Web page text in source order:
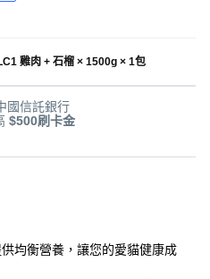
雞肉 + 石榴 × 1500g × 1包
國信託銀行
$500刷卡金
均衡營養，讓您的愛貓健康成